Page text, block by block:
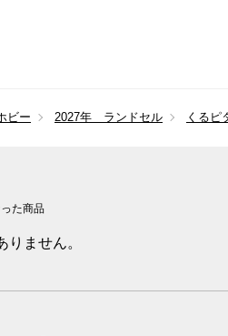
ビー 2027年 ランドセル くるピ
た商品
ません。